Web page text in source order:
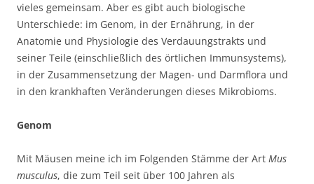
vieles gemeinsam. Aber es gibt auch biologische
Unterschiede: im Genom, in der Ernährung, in der
Anatomie und Physiologie des Verdauungstrakts und
seiner Teile (einschließlich des örtlichen Immunsystems),
in der Zusammensetzung der Magen- und Darmflora und
in den krankhaften Veränderungen dieses Mikrobioms.
Genom
Mit Mäusen meine ich im Folgenden Stämme der Art Mus
musculus, die zum Teil seit über 100 Jahren als